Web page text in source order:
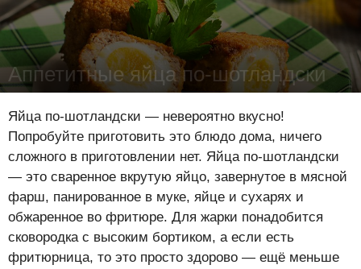
Аппетитные яйца по-шотландски
Яйца по-шотландски — невероятно вкусно!
Попробуйте приготовить это блюдо дома, ничего
сложного в приготовлении нет. Яйца по-шотландски
— это сваренное вкрутую яйцо, завернутое в мясной
фарш, панированное в муке, яйце и сухарях и
обжаренное во фритюре. Для жарки понадобится
сковородка с высоким бортиком, а если есть
фритюрница, то это просто здорово — ещё меньше